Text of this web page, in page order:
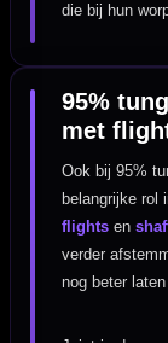
die bij hun
95%
met
Ook bij 95%
belangrijke rol
flights en
verder
nog beter